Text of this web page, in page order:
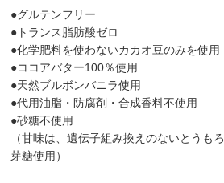
●グルテンフリー
●トランス脂肪酸ゼロ
●化学肥料を使わないカカオ豆のみを使用
●ココアバター100％使用
●天然ブルボンバニラ使用
●代用油脂・防腐剤・合成香料不使用
●砂糖不使用
（甘味は、遺伝子組み換えのないとうも
芽糖使用）